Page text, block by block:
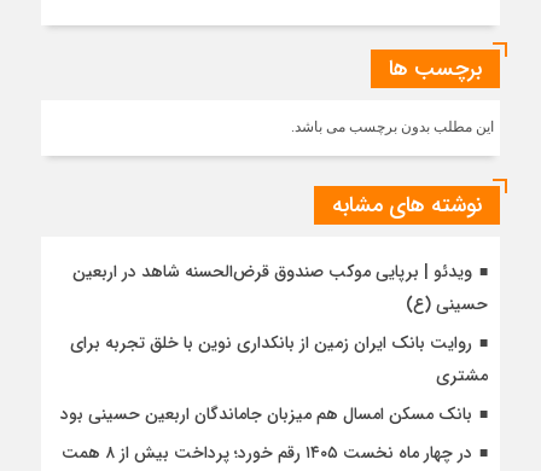
برچسب ها
این مطلب بدون برچسب می باشد.
نوشته های مشابه
ویدئو | برپایی موکب صندوق قرض‌الحسنه شاهد در اربعین
حسینی (ع)
روایت بانک ایران زمین از بانکداری نوین با خلق تجربه برای
مشتری
بانک مسکن امسال هم میزبان جاماندگان اربعین حسینی بود
در چهار ماه نخست ۱۴۰۵ رقم خورد؛ پرداخت بیش از ۸ همت